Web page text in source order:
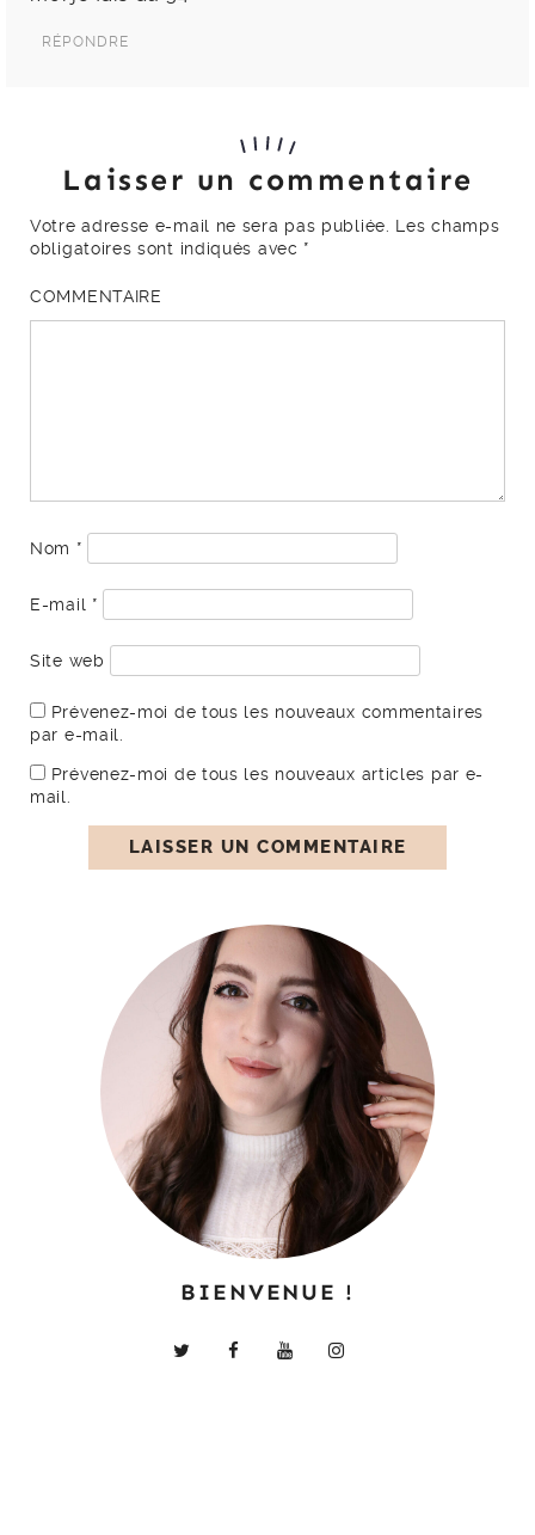
RÉPONDRE
Laisser un commentaire
Votre adresse e-mail ne sera pas publiée.
Les champs
obligatoires sont indiqués avec *
COMMENTAIRE
Nom *
E-mail *
Site web
Prévenez-moi de tous les nouveaux commentaires
par e-mail.
Prévenez-moi de tous les nouveaux articles par e-
mail.
BIENVENUE !